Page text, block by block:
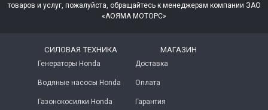
товаров и услуг, пожалуйста, обращайтесь к менеджерам компании ЗАО
«АОЯМА МОТОРС»
СИЛОВАЯ ТЕХНИКА
Генераторы Honda
Водяные насосы Honda
Газонокосилки Honda
МАГАЗИН
Доставка
Оплата
Гарантия